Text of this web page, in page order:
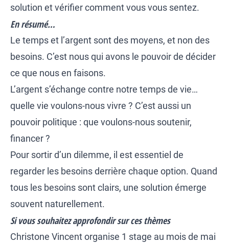
solution et vérifier comment vous vous sentez.
En résumé…
Le temps et l’argent sont des moyens, et non des
besoins. C’est nous qui avons le pouvoir de décider
ce que nous en faisons.
L’argent s’échange contre notre temps de vie…
quelle vie voulons-nous vivre ? C’est aussi un
pouvoir politique : que voulons-nous soutenir,
financer ?
Pour sortir d’un dilemme, il est essentiel de
regarder les besoins derrière chaque option. Quand
tous les besoins sont clairs, une solution émerge
souvent naturellement.
Si vous souhaitez approfondirsur ces thèmes
Christone Vincent organise 1 stage au mois de mai